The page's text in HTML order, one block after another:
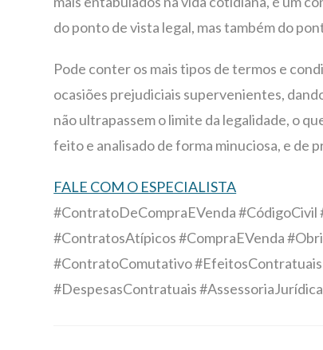
do ponto de vista legal, mas também do
Pode conter os mais tipos de termos e
ocasiões prejudiciais supervenientes,
não ultrapassem o limite da legalidade, o
feito e analisado de forma minuciosa, e de
FALE COM O ESPECIALISTA
#ContratoDeCompraEVenda
#ContratosAtípicos #CompraEVenda
#ContratoComutativo
#DespesasContratuais